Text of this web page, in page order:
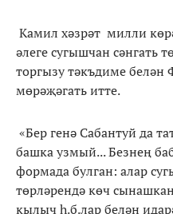
Камил хәзрәт милли
әлеге сугышчан сәнгать
торгызу тәкъдиме
мөрәҗәгать итте.
«Бер генә Сабантуй да
башка узмый... Безнең
формада булган: алар
төрләрендә көч
кылыч һ.б.лар белән